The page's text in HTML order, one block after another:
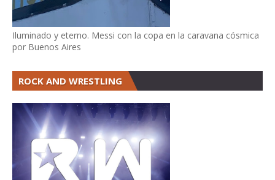
Iluminado y eterno. Messi con la copa en la caravana cósmica
por Buenos Aires
ROCK AND WRESTLING